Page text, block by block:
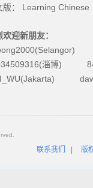
版： Learning Chinese
欢迎新朋友：
淄博)
联系我们 版